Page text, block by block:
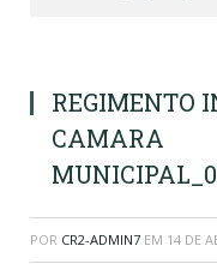
REGIMENTO
CAMARA
POR CR2-ADMIN7 EM 14 DE